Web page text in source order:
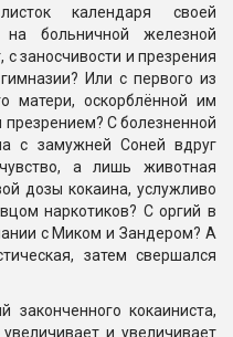
календаря своей
больничной железной
заносчивости и презрения
Или с первого из
матери, оскорблённой им
С болезненной
с замужней Соней вдруг
а лишь животная
дозы кокаина, услужливо
наркотиков? С оргий в
с Миком и Зандером? А
затем свершался
законченного кокаиниста,
и увеличивает